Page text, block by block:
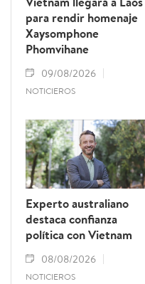
para rendir homenaje
Xaysomphone
Phomvihane
09/08/2026
NOTICIEROS
Experto australiano
destaca confianza
política con Vietnam
08/08/2026
NOTICIEROS